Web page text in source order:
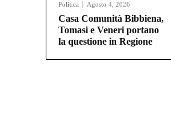
Politica Agosto 4, 2026
Casa Comunità Bibbiena,
Tomasi e Veneri portano
la questione in Regione